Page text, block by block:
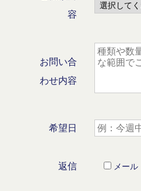
容
お問い合
わせ内容
希望日
返信 メール